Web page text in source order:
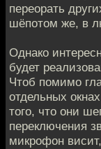
переорать
шёпотом же, в
Однако
будет
Чтоб помимо
отдельных
того, что они
переключения
микрофон